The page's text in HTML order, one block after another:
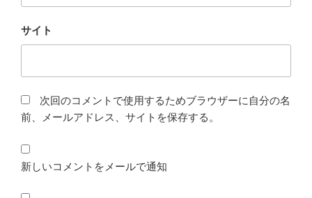
サイト
次回のコメントで使用するためブラウザーに自分の名
前、メールアドレス、サイトを保存する。
新しいコメントをメールで通知